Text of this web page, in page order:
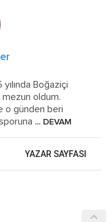
Boğaziçi
oldum.
o günden beri
... DEVAM
YAZAR SAYFASI